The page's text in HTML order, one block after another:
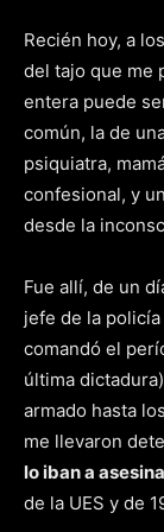
Recién hoy, a
del tajo que me
entera puede
común, la de
psiquiatra,
confesional, y
desde la
Fue allí, de un
jefe de la
comandó el
última
armado hasta
me llevaron
lo iban a
de la UES y de